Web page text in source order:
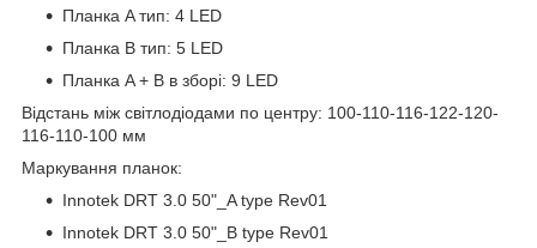
Планка A тип: 4 LED
Планка B тип: 5 LED
Планка A + B в зборі: 9 LED
Відстань між світлодіодами по центру: 100-110-116-122-120-
116-110-100 мм
Маркування планок:
Innotek DRT 3.0 50"_A type Rev01
Innotek DRT 3.0 50"_B type Rev01